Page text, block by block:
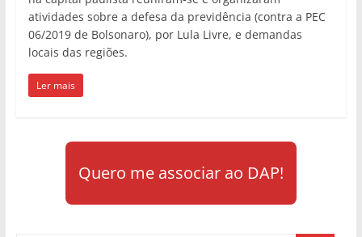
atividades sobre a defesa da previdência (contra a PEC
06/2019 de Bolsonaro), por Lula Livre, e demandas
locais das regiões.
Ler mais
Quero me associar ao DAP!